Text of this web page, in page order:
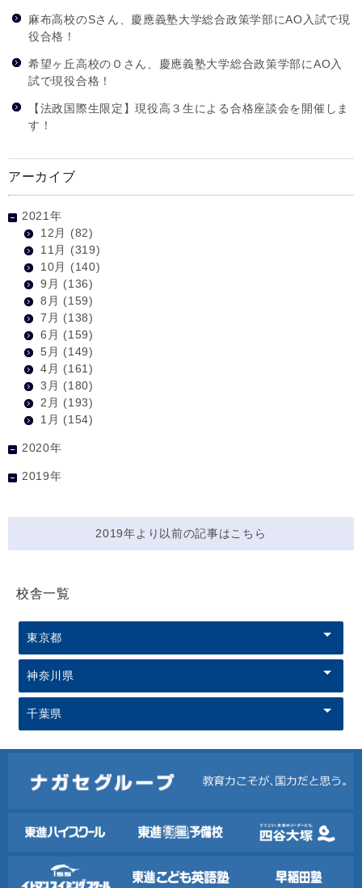
麻布高校のSさん、慶應義塾大学総合政策学部にAO入試で現
役合格！
希望ヶ丘高校のＯさん、慶應義塾大学総合政策学部にAO入
試で現役合格！
【法政国際生限定】現役高３生による合格座談会を開催しま
す！
アーカイブ
2021年
12月
(82)
11月
(319)
10月
(140)
9月 (136)
8月 (159)
7月 (138)
6月 (159)
5月 (149)
4月 (161)
3月 (180)
2月 (193)
1月 (154)
2020年
2019年
2019年より以前の記事はこちら
校舎一覧
東京都
神奈川県
千葉県